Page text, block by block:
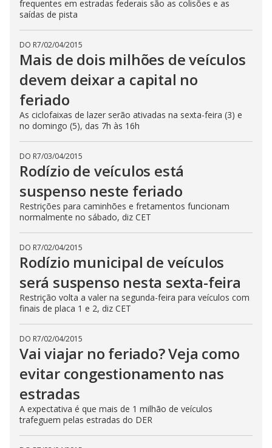
frequentes em estradas federais são as colisões e as
saídas de pista
DO R7/02/04/2015
Mais de dois milhões de veículos
devem deixar a capital no
feriado
As ciclofaixas de lazer serão ativadas na sexta-feira (3) e
no domingo (5), das 7h às 16h
DO R7/03/04/2015
Rodízio de veículos está
suspenso neste feriado
Restrições para caminhões e fretamentos funcionam
normalmente no sábado, diz CET
DO R7/02/04/2015
Rodízio municipal de veículos
será suspenso nesta sexta-feira
Restrição volta a valer na segunda-feira para veículos com
finais de placa 1 e 2, diz CET
DO R7/02/04/2015
Vai viajar no feriado? Veja como
evitar congestionamento nas
estradas
A expectativa é que mais de 1 milhão de veículos
trafeguem pelas estradas do DER